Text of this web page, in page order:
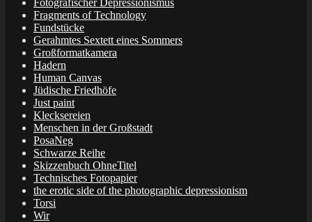
Fragments of Technology
Fundstücke
Gerahmtes Sextett eines Sommers
Großformatkamera
Hadern
Human Canvas
Jüdische Friedhöfe
Just paint
Klecksereien
Menschen in der Großstadt
PosaNeg
Schwarze Reihe
Skizzenbuch OhneTitel
Technisches Fotopapier
the erotic side of the photographic depressionism
Torsi
Wir